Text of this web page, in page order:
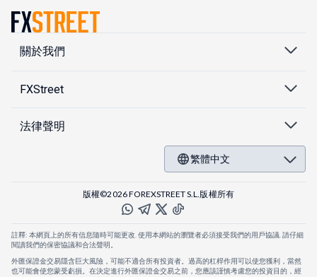
關於我們
FXStreet
法律聲明
繁體中文
版權©2026 FOREXSTREET S.L.版權所有
註釋: 本網頁上的所有信息隨時可能更改. 使用本網站的瀏覽者必須接受我們的用戶協議. 請仔細
閱讀我們的保密協議和合法聲明。
外匯保證金交易隱含巨大風險，可能不適合所有投資者。過高的杠桿作用可以使您獲利，當然
也可能會使您蒙受虧損。在決定進行外匯保證金交易之前，您應該謹慎考慮您的投資目的，經